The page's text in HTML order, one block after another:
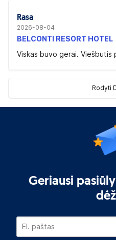
Rasa
2026-08-04
BELCONTI RESORT HOTEL
Viskas buvo gerai. Viešbutis
Geriausi